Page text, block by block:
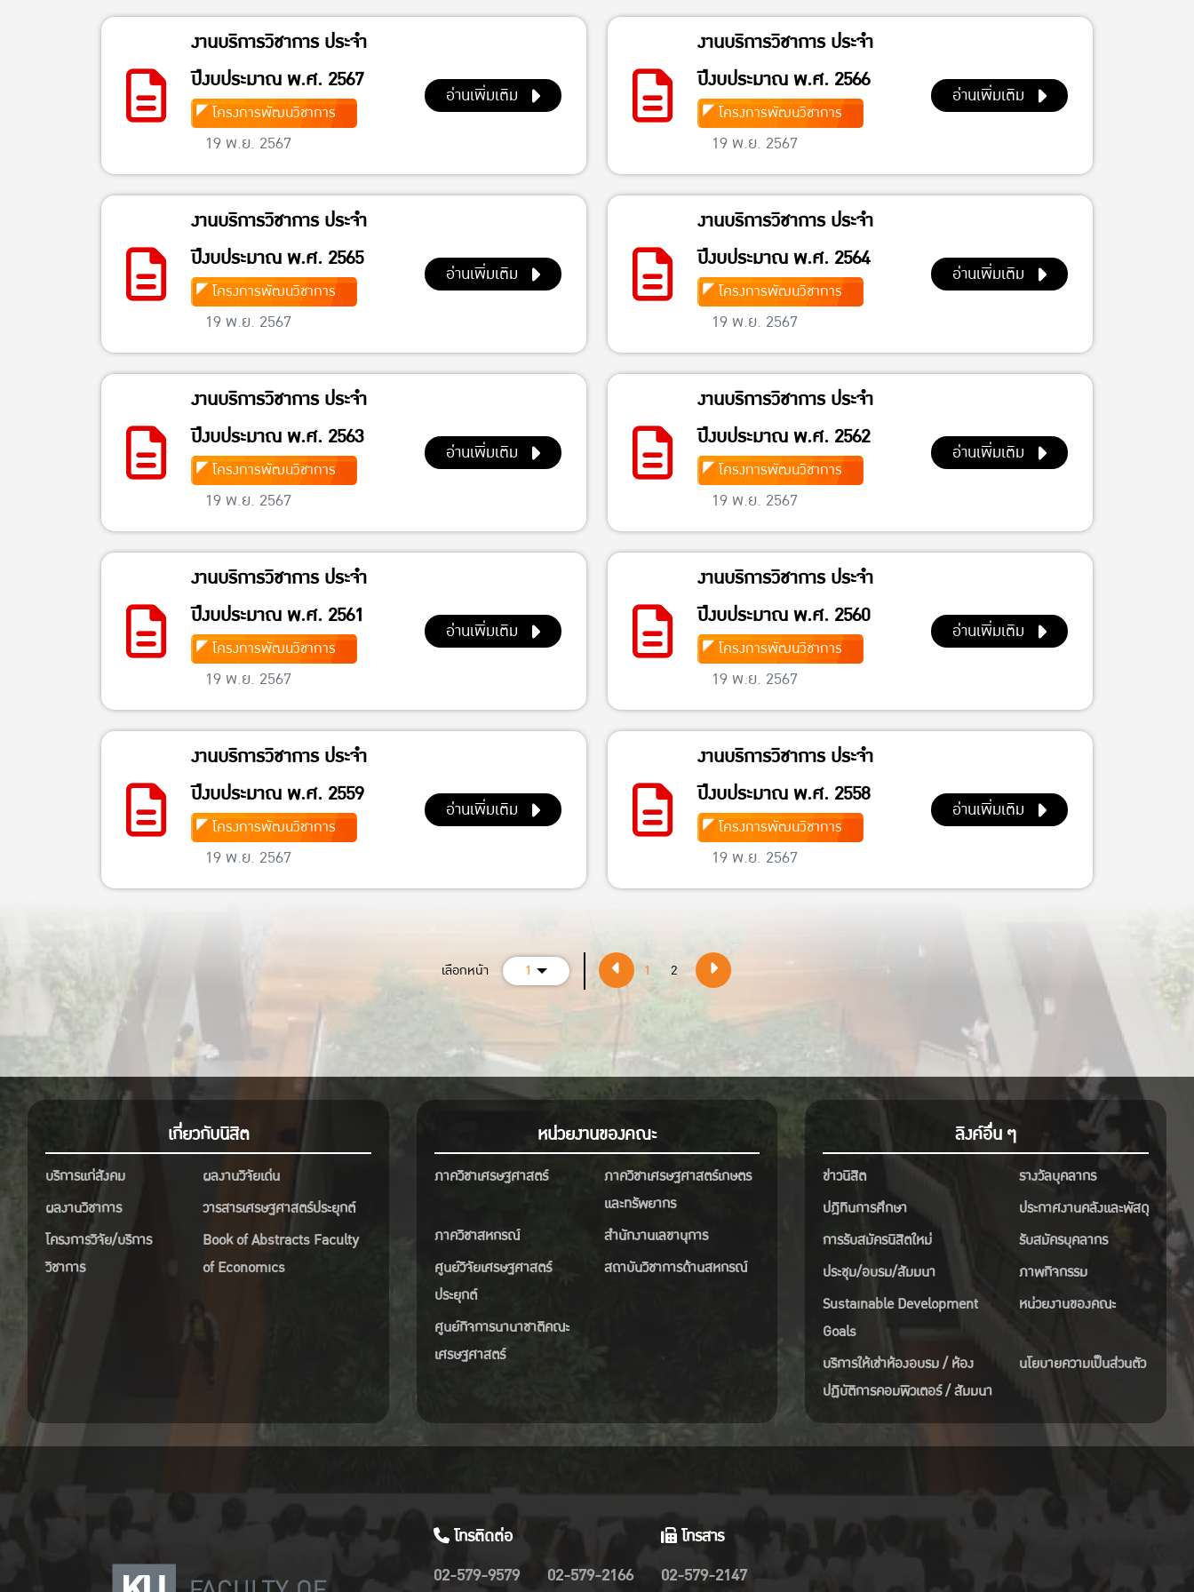
งานบริการวิชาการ ประจำ
ปีงบประมาณ พ.ศ. 2567
โครงการพัฒนวิชาการ
19 พ.ย. 2567
อ่านเพิ่มเติม
งานบริการวิชาการ ประจำ
ปีงบประมาณ พ.ศ. 2566
โครงการพัฒนวิชาการ
19 พ.ย. 2567
อ่านเพิ่มเติม
งานบริการวิชาการ ประจำ
ปีงบประมาณ พ.ศ. 2565
โครงการพัฒนวิชาการ
19 พ.ย. 2567
อ่านเพิ่มเติม
งานบริการวิชาการ ประจำ
ปีงบประมาณ พ.ศ. 2564
โครงการพัฒนวิชาการ
19 พ.ย. 2567
อ่านเพิ่มเติม
งานบริการวิชาการ ประจำ
ปีงบประมาณ พ.ศ. 2563
โครงการพัฒนวิชาการ
19 พ.ย. 2567
อ่านเพิ่มเติม
งานบริการวิชาการ ประจำ
ปีงบประมาณ พ.ศ. 2562
โครงการพัฒนวิชาการ
19 พ.ย. 2567
อ่านเพิ่มเติม
งานบริการวิชาการ ประจำ
ปีงบประมาณ พ.ศ. 2561
โครงการพัฒนวิชาการ
19 พ.ย. 2567
อ่านเพิ่มเติม
งานบริการวิชาการ ประจำ
ปีงบประมาณ พ.ศ. 2560
โครงการพัฒนวิชาการ
19 พ.ย. 2567
อ่านเพิ่มเติม
งานบริการวิชาการ ประจำ
ปีงบประมาณ พ.ศ. 2559
โครงการพัฒนวิชาการ
19 พ.ย. 2567
อ่านเพิ่มเติม
งานบริการวิชาการ ประจำ
ปีงบประมาณ พ.ศ. 2558
โครงการพัฒนวิชาการ
19 พ.ย. 2567
อ่านเพิ่มเติม
เลือกหน้า 1 1 2
เกี่ยวกับนิสิต
บริการแก่สังคม
ผลงานวิจัยเด่น
ผลงานวิชาการ
วารสารเศรษฐศาสตร์ประยุกต์
โครงการวิจัย/บริการ
วิชาการ
Book of Abstracts Faculty
of Economics
หน่วยงานของคณะ
ภาควิชาเศรษฐศาสตร์
ภาควิชาเศรษฐศาสตร์เกษตร
และทรัพยากร
ภาควิชาสหกรณ์
สำนักงานเลขานุการ
ศูนย์วิจัยเศรษฐศาสตร์
ประยุกต์
สถาบันวิชาการด้านสหกรณ์
ศูนย์กิจการนานาชาติคณะ
เศรษฐศาสตร์
ลิงค์อื่น ๆ
ข่าวนิสิต
รางวัลบุคลากร
ปฎิทินการศึกษา
ประกาศงานคลังและพัสดุ
การรับสมัครนิสิตใหม่
รับสมัครบุคลากร
ประชุม/อบรม/สัมมนา
ภาพกิจกรรม
Sustainable Development
Goals
หน่วยงานของคณะ
บริการให้เช่าห้องอบรม / ห้อง
ปฏิบัติการคอมพิวเตอร์ / สัมมนา
นโยบายความเป็นส่วนตัว
โทรติดต่อ
02-579-9579
02-579-2166
โทรสาร
02-579-2147